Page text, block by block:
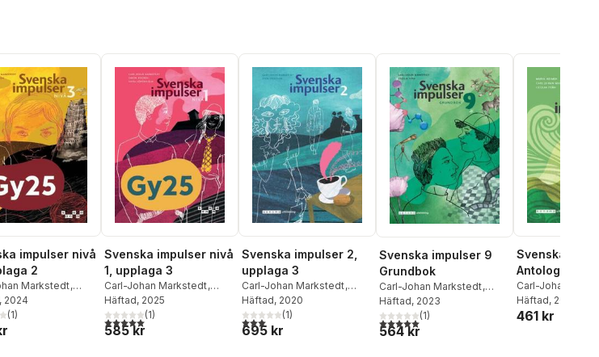
impulser nivå
2
Markstedt,
, 2024
5 stjärnor. Totalt antal röster:
(1)
Svenska impulser nivå
1, upplaga 3
Carl-Johan Markstedt,
Simon Bogren
Löwenhielm
Häftad, 2025
5,0utav 5 stjärnor. Totalt antal röster:
(1)
585 kr
Svenska impulser 2,
upplaga 3
Carl-Johan Markstedt,
Sven Eriksson
Häftad, 2020
3,0utav 5 stjärnor. Totalt antal röster:
(1)
695 kr
Svenska impulser 9
Grundbok
Carl-Johan Markstedt,
Cecilia Peña
Häftad, 2023
5,0utav 5 stjärnor. Totalt antal röster:
(1)
564 kr
Svenska
Antologi
Carl-Johan
Cecilia Peña
Häftad, 2024
461 kr